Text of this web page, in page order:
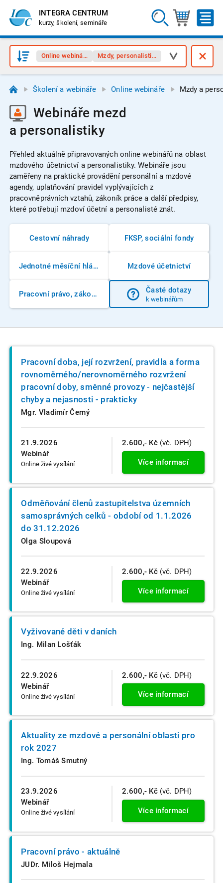
INTEGRA CENTRUM
kurzy, školení, semináře
Online webináře Mzdy, personalistika
Školení a webináře Online webináře Mzdy a
Webináře mezd
a personalistiky
Přehled aktuálně připravovaných online webinářů na oblast
mzdového účetnictví a personalistiky.Webináře jsou
zaměřeny na praktické provádění personální a mzdové
agendy, uplatňování pravidel vyplývajících z
pracovněprávních vztahů, zákoník práce a další předpisy,
které potřebují mzdoví účetní a personalisté znát.
Cestovní náhrady FKSP, sociální fondy
Jednotné měsíční hlášení zaměstnavatele Mzdové účetnictví
Pracovní právo, zákoník práce Časté dotazy
k webinářům
21.9.2026
Webinář
Online živé vysílání
Pracovní doba, její rozvržení, pravidla a forma
rovnoměrného/nerovnoměrného rozvržení
pracovní doby, směnné provozy - nejčastější
chyby a nejasnosti - prakticky
Mgr. Vladimír Černý
2.600,- Kč (vč. DPH)
Více informací
22.9.2026
Webinář
Online živé vysílání
Odměňování členů zastupitelstva územních
samosprávných celků - období od 1.1.2026
do 31.12.2026
Olga Sloupová
2.600,- Kč (vč. DPH)
Více informací
22.9.2026
Webinář
Online živé vysílání
Vyživované děti v daních
Ing. Milan Lošťák
2.600,- Kč (vč. DPH)
Více informací
23.9.2026
Webinář
Online živé vysílání
Aktuality ze mzdové a personální oblasti pro
rok 2027
Ing. Tomáš Smutný
2.600,- Kč (vč. DPH)
Více informací
Pracovní právo - aktuálně
JUDr. Miloš Hejmala